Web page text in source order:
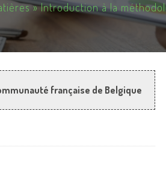
» Introduction à la
française de Belgique